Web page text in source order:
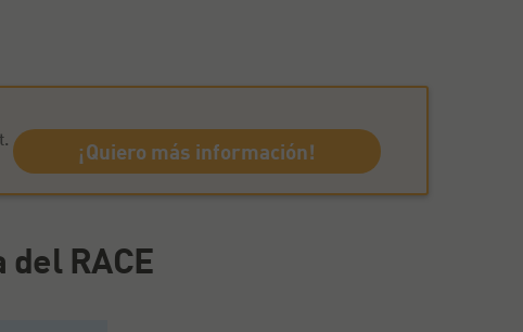
¡Quiero más información!
RACE